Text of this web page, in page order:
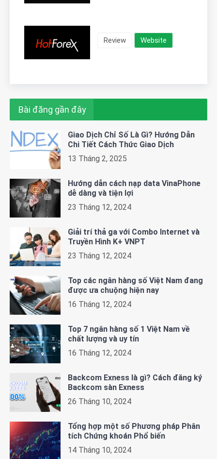
Review Website
Bài đăng gần đây
Giao Dịch Chỉ Số Là Gì? Hướng Dẫn
Chi Tiết Cách Thức Giao Dịch
13 Tháng 2, 2025
Hướng dẫn cách nạp data VinaPhone
dễ dàng và tiện lợi
23 Tháng 12, 2024
Giải trí thả ga với Combo Internet và
Truyền Hình K+ VNPT
23 Tháng 12, 2024
Top các ngân hàng số Việt Nam đang
được ưa chuộng hiện nay
16 Tháng 12, 2024
Top 7 ngân hàng số 1 Việt Nam về
chất lượng và uy tín
16 Tháng 12, 2024
Backcom Exness là gì? Cách đăng ký
Backcom sàn Exness
26 Tháng 10, 2024
Tổng hợp một số Phương pháp Phân
tích Chứng khoán Phổ biến
14 Tháng 10, 2024